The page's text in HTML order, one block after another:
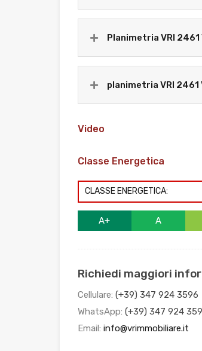
Planimetria VRI 2461
planimetria VRI 2461
Video
Classe Energetica
CLASSE ENERGETICA:
A+ A
Richiedi maggiori
Cellulare: (+39) 347 924 3596
WhatsApp: (+39) 347 924
Email: info@vrimmobiliare.it